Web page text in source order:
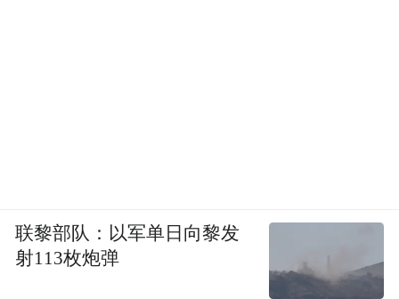
联黎部队：以军单日向黎发
射113枚炮弹